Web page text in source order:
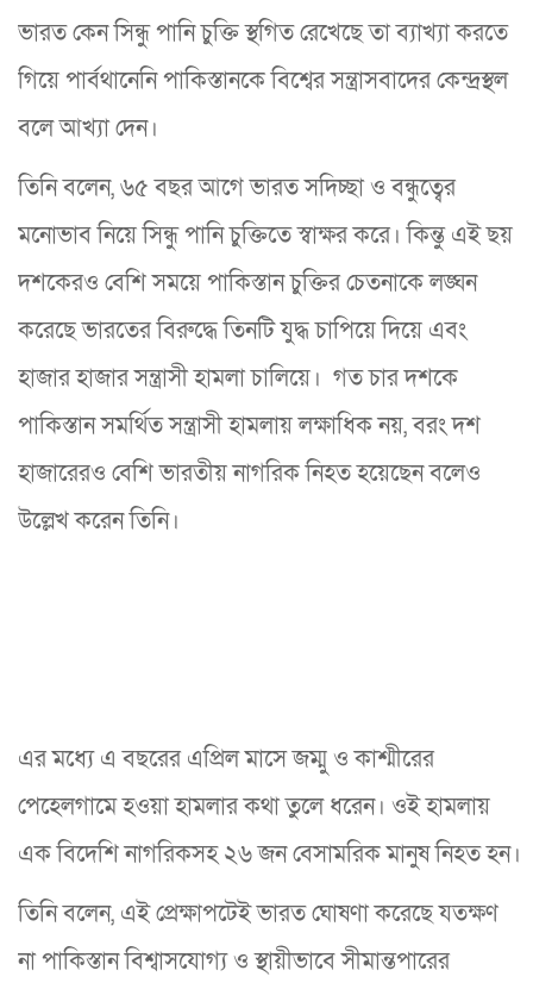
ভারত কেন সিন্ধু পানি চুক্তি স্থগিত রেখেছে তা ব্যাখ্যা করতে
গিয়ে পার্বথানেনি পাকিস্তানকে বিশ্বের সন্ত্রাসবাদের কেন্দ্রস্থল
বলে আখ্যা দেন।
তিনি বলেন, ৬৫ বছর আগে ভারত সদিচ্ছা ও বন্ধুত্বের
মনোভাব নিয়ে সিন্ধু পানি চুক্তিতে স্বাক্ষর করে। কিন্তু এই ছয়
দশকেরও বেশি সময়ে পাকিস্তান চুক্তির চেতনাকে লঙ্ঘন
করেছে ভারতের বিরুদ্ধে তিনটি যুদ্ধ চাপিয়ে দিয়ে এবং
হাজার হাজার সন্ত্রাসী হামলা চালিয়ে। গত চার দশকে
পাকিস্তান সমর্থিত সন্ত্রাসী হামলায় লক্ষাধিক নয়, বরং দশ
হাজারেরও বেশি ভারতীয় নাগরিক নিহত হয়েছেন বলেও
উল্লেখ করেন তিনি।
এর মধ্যে এ বছরের এপ্রিল মাসে জম্মু ও কাশ্মীরের
পেহেলগামে হওয়া হামলার কথা তুলে ধরেন। ওই হামলায়
এক বিদেশি নাগরিকসহ ২৬ জন বেসামরিক মানুষ নিহত হন।
তিনি বলেন, এই প্রেক্ষাপটেই ভারত ঘোষণা করেছে যতক্ষণ
না পাকিস্তান বিশ্বাসযোগ্য ও স্থায়ীভাবে সীমান্তপারের